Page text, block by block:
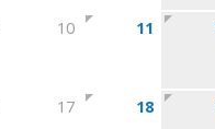
10 11
17 18